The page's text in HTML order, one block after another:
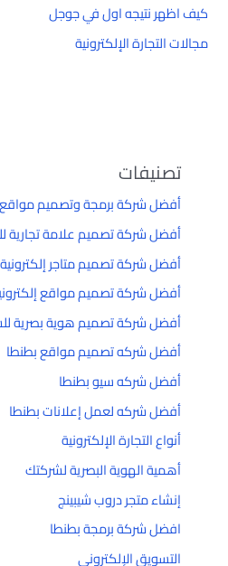
كيف اظهر نتيجه اول في جوجل
مجالات التجارة الإلكترونية
تصنيفات
أفضل شركة برمجة وتصميم مواقع
أفضل شركة تصميم علامة تجارية
أفضل شركة تصميم متاجر إلكترونية
أفضل شركة تصميم مواقع
أفضل شركة تصميم هوية بصرية
أفضل شركه تصميم مواقع بطنطا
أفضل شركه سيو بطنطا
أفضل شركه لعمل إعلانات بطنطا
أنواع التجارة الإلكترونية
أهمية الهوية البصرية لشركتك
إنشاء متجر دروب شيبينج
افضل شركة برمجة بطنطا
التسويق الإلكتروني